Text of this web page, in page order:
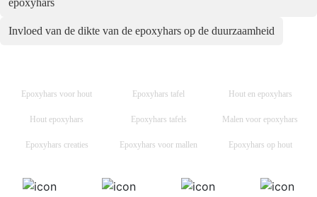
Invloed van de dikte van de epoxyhars op de duurzaamheid
Epoxyhars voor hout Epoxyhars tafel Hout en epoxyhars
Hout epoxyhars Epoxyhars tafels Malen voor epoxyhars
Epoxyhars creaties Epoxyhars voor mallen Epoxyhars op hout